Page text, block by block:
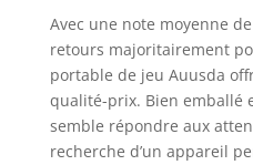
Avec une note moyenne
retours majoritairement
portable de jeu Auusda
qualité-prix. Bien emballé
semble répondre aux
recherche d’un appareil